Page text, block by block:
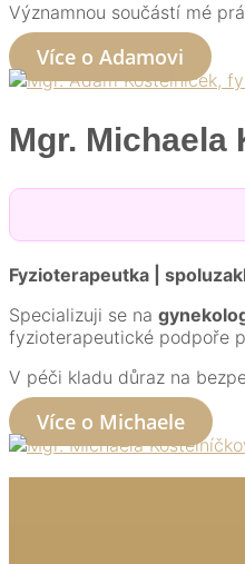
Významnou součástí mé
Více o Adamovi
Mgr.
Fyzioterapeutka |
Specializuji se na
fyzioterapeutické podpoře
V péči kladu důraz na
Více o Michaele